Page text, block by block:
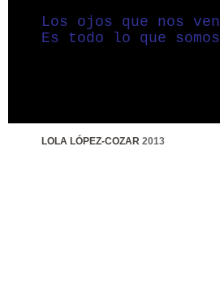
Los ojos que nos ven
Es todo lo que somos
LOLA LÓPEZ-COZAR 2013